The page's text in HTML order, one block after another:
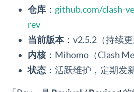
仓库 ： github.com/clash-
rev
当前版本：v2.5.2（持续更
内核：Mihomo（Clash
状态 ：活跃维护，定期发